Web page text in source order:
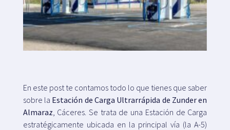
Mapa
Blog
En este post te contamos todo lo que tienes que saber
sobre la Estación de Carga Ultrarrápida de Zunder en
Almaraz, Cáceres. Se trata de una Estación de Carga
estratégicamente ubicada en la principal vía (la A-5)